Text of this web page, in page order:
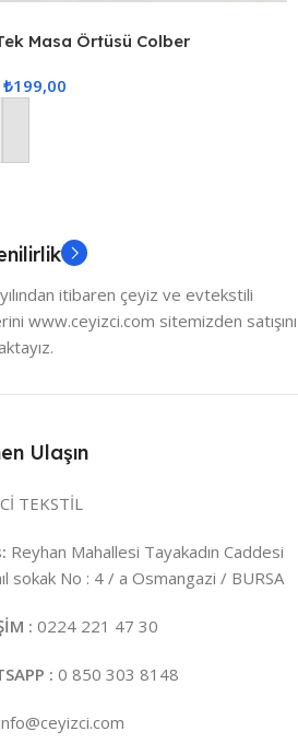
Masa Örtüsü Colber
₺199,00
Ekle
itibaren çeyiz ve evtekstili
www.ceyizci.com sitemizden satışını
Ulaşın
TEKSTİL
Reyhan Mahallesi Tayakadın Caddesi
sokak No : 4 / a Osmangazi / BURSA
: 0224 221 47 30
: 0 850 303 8148